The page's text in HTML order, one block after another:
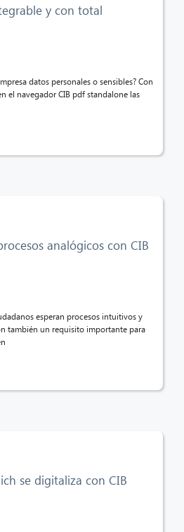
y con total
datos personales o sensibles? Con
el navegador CIB pdf standalone las
analógicos con CIB
esperan procesos intuitivos y
también un requisito importante para
se digitaliza con CIB